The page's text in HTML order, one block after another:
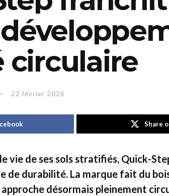
circulaire
22 février 2026
Share
vie de ses sols stratifiés, Quick-
de durabilité. La marque fait du
désormais pleinement